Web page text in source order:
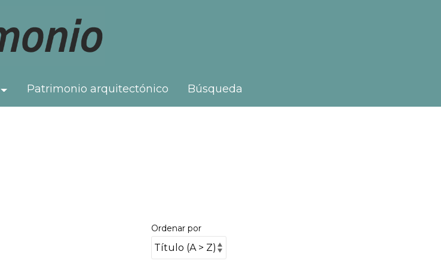
Toggle Dropdown
Patrimonio arquitectónico Búsqueda
Ordenar por